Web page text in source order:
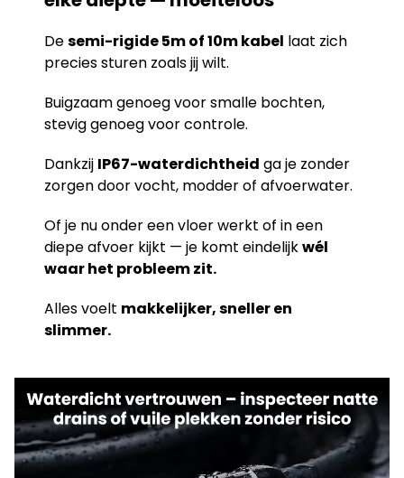
Desemi-rigide 5m of 10m kabel laat zich
precies sturen zoals jij wilt.
Buigzaam genoeg voor smalle bochten,
stevig genoeg voor controle.
Dankzij IP67-waterdichtheid ga je zonder
zorgen door vocht, modder of afvoerwater.
Of je nu onder een vloer werkt of in een
diepe afvoer kijkt — je komt eindelijkwél
waar het probleem zit.
Alles voelt makkelijker, sneller en
slimmer.